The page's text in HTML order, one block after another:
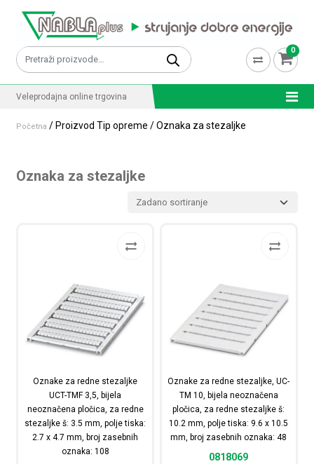
Pretraži: 0
Veleprodajna online trgovina
Početna / Proizvod Tip opreme / Oznaka za stezaljke
Oznaka za stezaljke
Oznake za redne stezaljke
UCT-TMF 3,5, bijela
neoznačena pločica, za redne
stezaljke š: 3.5 mm, polje tiska:
2.7 x 4.7 mm, broj zasebnih
oznaka: 108
Oznake za redne stezaljke, UC-
TM 10, bijela neoznačena
pločica, za redne stezaljke š:
10.2 mm, polje tiska: 9.6 x 10.5
mm, broj zasebnih oznaka: 48
0818069